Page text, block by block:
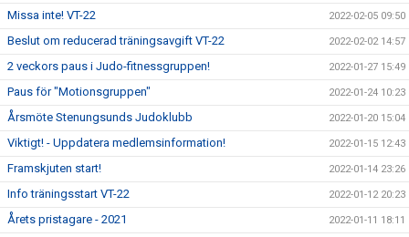
Missa inte! VT-22 2022-02-05 09:50
Beslut om reducerad träningsavgift VT-22 2022-02-02 14:57
2 veckors paus i Judo-fitnessgruppen! 2022-01-27 15:49
Paus för "Motionsgruppen" 2022-01-24 10:23
Årsmöte Stenungsunds Judoklubb 2022-01-20 15:04
Viktigt! - Uppdatera medlemsinformation! 2022-01-15 12:43
Framskjuten start! 2022-01-14 23:26
Info träningsstart VT-22 2022-01-12 20:23
Årets pristagare - 2021 2022-01-11 18:11